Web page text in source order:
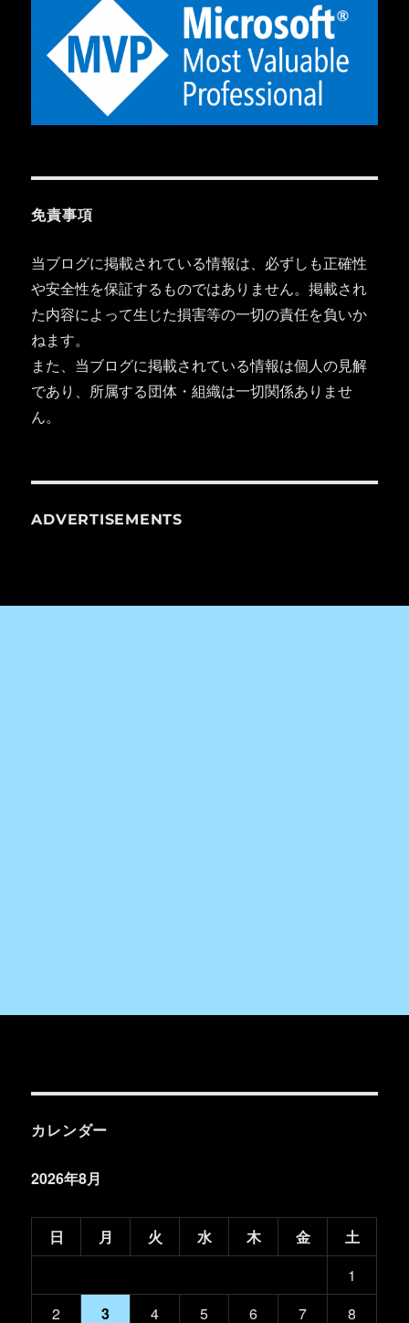
免責事項
当ブログに掲載されている情報は、必ずしも正確性
や安全性を保証するものではありません。掲載され
た内容によって生じた損害等の一切の責任を負いか
ねます。
また、当ブログに掲載されている情報は個人の見解
であり、所属する団体・組織は一切関係ありませ
ん。
ADVERTISEMENTS
カレンダー
2026年8月
日 月 火 水 木 金
土
1
2
3 4 5 6 7 8